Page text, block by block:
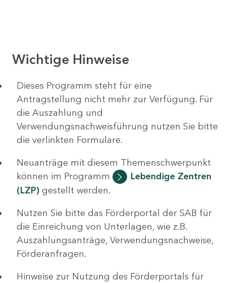
Wichtige Hinweise
Dieses Programm steht für eine
Antragstellung nicht mehr zur Verfügung. Für
die Auszahlung und
Verwendungsnachweisführung nutzen Sie bitte
die verlinkten Formulare.
Neuanträge mit diesem Themenschwerpunkt
können im Programm
Lebendige Zentren
(LZP) gestellt werden.
Nutzen Sie bitte das Förderportal der SAB für
die Einreichung von Unterlagen, wie z.B.
Auszahlungsanträge, Verwendungsnachweise,
Förderanfragen.
Hinweise zur Nutzung des Förderportals für